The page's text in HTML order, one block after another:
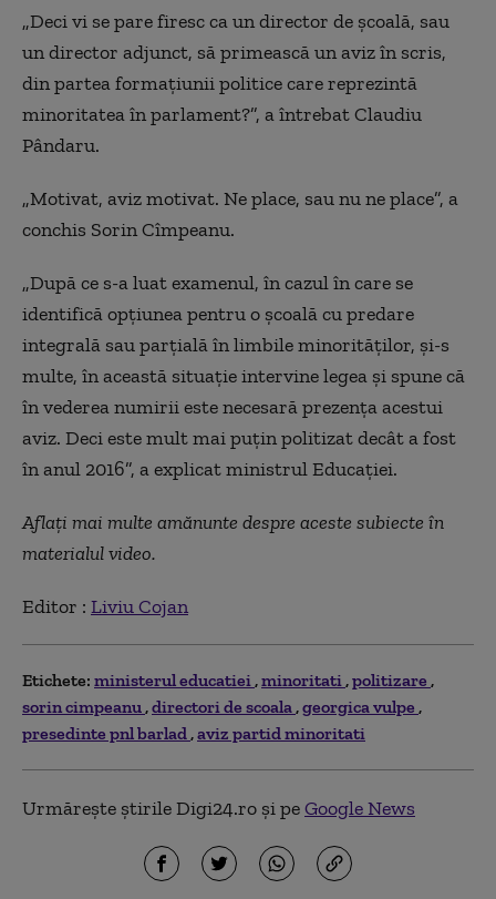
„Deci vi se pare firesc ca un director de școală, sau
un director adjunct, să primească un aviz în scris,
din partea formațiunii politice care reprezintă
minoritatea în parlament?”, a întrebat Claudiu
Pândaru.
„Motivat, aviz motivat. Ne place, sau nu ne place”, a
conchis Sorin Cîmpeanu.
„După ce s-a luat examenul, în cazul în care se
identifică opțiunea pentru o școală cu predare
integrală sau parțială în limbile minorităților, și-s
multe, în această situație intervine legea și spune că
în vederea numirii este necesară prezența acestui
aviz. Deci este mult mai puțin politizat decât a fost
în anul 2016”, a explicat ministrul Educației.
Aflați mai multe amănunte despre aceste subiecte în
materialul video.
Editor : Liviu Cojan
Etichete: ministerul educatiei minoritati politizare
sorin cimpeanu directori de scoala georgica vulpe
presedinte pnl barlad aviz partid minoritati
Urmărește știrile Digi24.ro și peGoogle News